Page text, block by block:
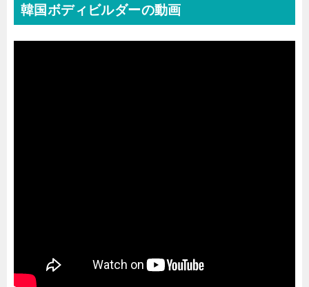
韓国ボディビルダーの動画